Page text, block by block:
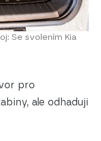
Se svolením Kia
pro
ale odhaduji